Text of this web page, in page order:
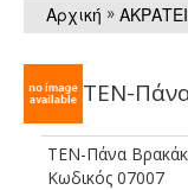
Αρχική »
TEN-
TEN-Πάνα
Kωδικός 07007